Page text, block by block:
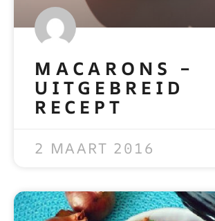
MACARONS –
UITGEBREID
RECEPT
2 MAART 2016